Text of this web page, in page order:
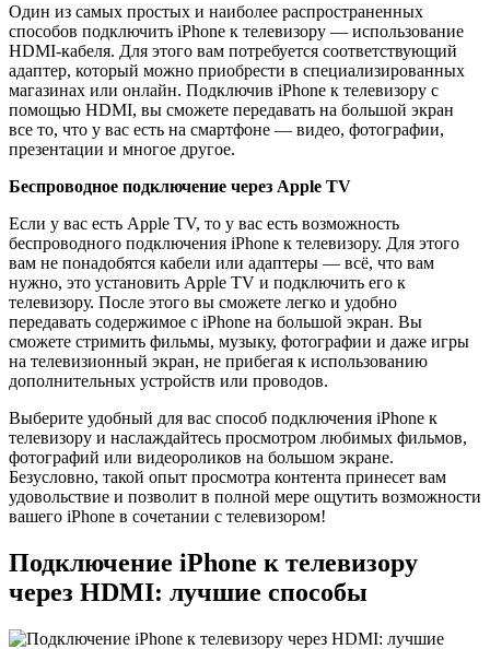
Один из самых простых и наиболее распространенных
способов подключить iPhone к телевизору — использование
HDMI-кабеля. Для этого вам потребуется соответствующий
адаптер, который можно приобрести в специализированных
магазинах или онлайн. Подключив iPhone к телевизору с
помощью HDMI, вы сможете передавать на большой экран
все то, что у вас есть на смартфоне — видео, фотографии,
презентации и многое другое.
Беспроводное подключение через Apple TV
Если у вас есть Apple TV, то у вас есть возможность
беспроводного подключения iPhone к телевизору. Для этого
вам не понадобятся кабели или адаптеры — всё, что вам
нужно, это установить Apple TV и подключить его к
телевизору. После этого вы сможете легко и удобно
передавать содержимое с iPhone на большой экран. Вы
сможете стримить фильмы, музыку, фотографии и даже игры
на телевизионный экран, не прибегая к использованию
дополнительных устройств или проводов.
Выберите удобный для вас способ подключения iPhone к
телевизору и наслаждайтесь просмотром любимых фильмов,
фотографий или видеороликов на большом экране.
Безусловно, такой опыт просмотра контента принесет вам
удовольствие и позволит в полной мере ощутить возможности
вашего iPhone в сочетании с телевизором!
Подключение iPhone к телевизору
через HDMI: лучшие способы